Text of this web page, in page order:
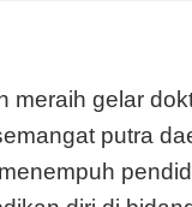
meraih gelar
putra